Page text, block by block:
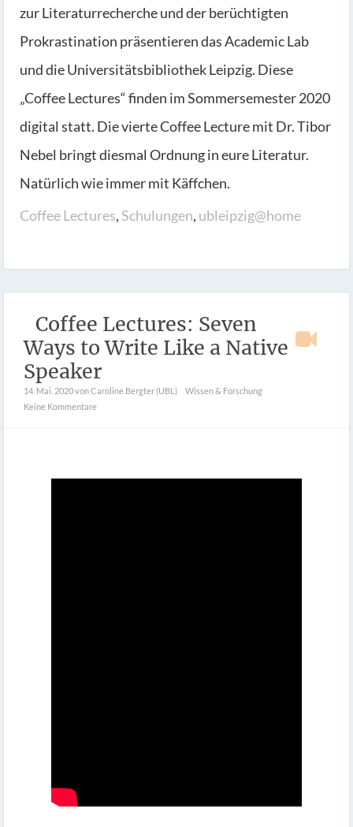
zur Literaturrecherche und der berüchtigten
Prokrastination präsentieren das Academic Lab
und die Universitätsbibliothek Leipzig. Diese
„Coffee Lectures“ finden im Sommersemester 2020
digital statt. Die vierte Coffee Lecture mit Dr. Tibor
Nebel bringt diesmal Ordnung in eure Literatur.
Natürlich wie immer mit Käffchen.
Coffee Lectures, Schulungen, ubleipzig@home
Coffee Lectures: Seven
Ways to Write Like a Native
Speaker
14. Mai. 2020von Caroline Bergter (UBL)
Wissen & Forschung
Keine Kommentare